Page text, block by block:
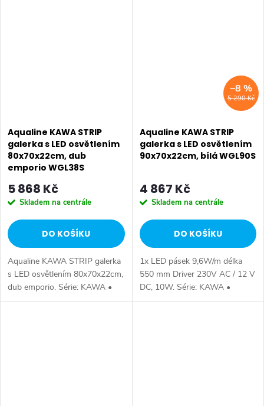
Aqualine KAWA STRIP
galerka s LED osvětlením
80x70x22cm, dub
emporio WGL38S
5 868 Kč
Skladem na centrále
DO KOŠÍKU
Aqualine KAWA STRIP galerka
s LED osvětlením 80x70x22cm,
dub emporio. Série: KAWA •
Rozměr: 80x70,4x21,6 cm •
5 290 Kč
–8 %
Aqualine KAWA STRIP
galerka s LED osvětlením
90x70x22cm, bílá WGL90S
4 867 Kč
Skladem na centrále
DO KOŠÍKU
1x LED pásek 9,6W/m délka
550 mm Driver 230V AC / 12 V
DC, 10W. Série: KAWA •
Rozměr: 90x70,4x21,6 cm •